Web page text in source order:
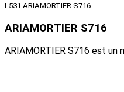
L531 ARIAMORTIER S716
ARIAMORTIER S716
ARIAMORTIER S716 est